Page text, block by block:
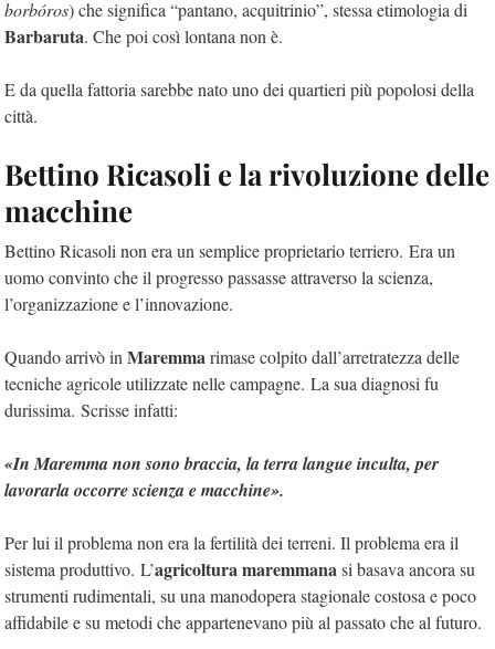
borbóros) che significa “pantano, acquitrinio”, stessa etimologia di
Barbaruta. Che poi così lontana non è.
E da quella fattoria sarebbe nato uno dei quartieri più popolosi della
città.
Bettino Ricasoli e la rivoluzione delle
macchine
Bettino Ricasoli non era un semplice proprietario terriero. Era un
uomo convinto che il progresso passasse attraverso la scienza,
l’organizzazione e l’innovazione.
Quando arrivò inMaremmarimase colpito dall’arretratezza delle
tecniche agricole utilizzate nelle campagne. La sua diagnosi fu
durissima. Scrisse infatti:
«In Maremma non sono braccia, la terra langue inculta, per
lavorarla occorre scienza e macchine».
Per lui il problema non era la fertilità dei terreni. Il problema era il
sistema produttivo. L’agricoltura maremmanasi basava ancora su
strumenti rudimentali, su una manodopera stagionale costosa e poco
affidabile e su metodi che appartenevano più al passato che al futuro.